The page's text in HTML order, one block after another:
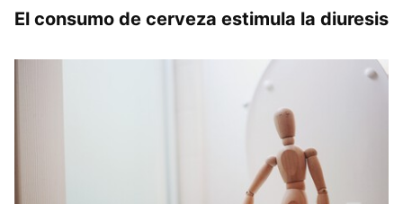
El consumo de cerveza estimula la diuresis